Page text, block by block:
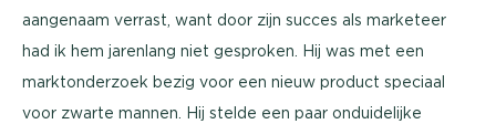
aangenaam verrast, want door zijn succes als marketeer
had ik hem jarenlang niet gesproken. Hij was met een
marktonderzoek bezig voor een nieuw product speciaal
voor zwarte mannen. Hij stelde een paar onduidelijke